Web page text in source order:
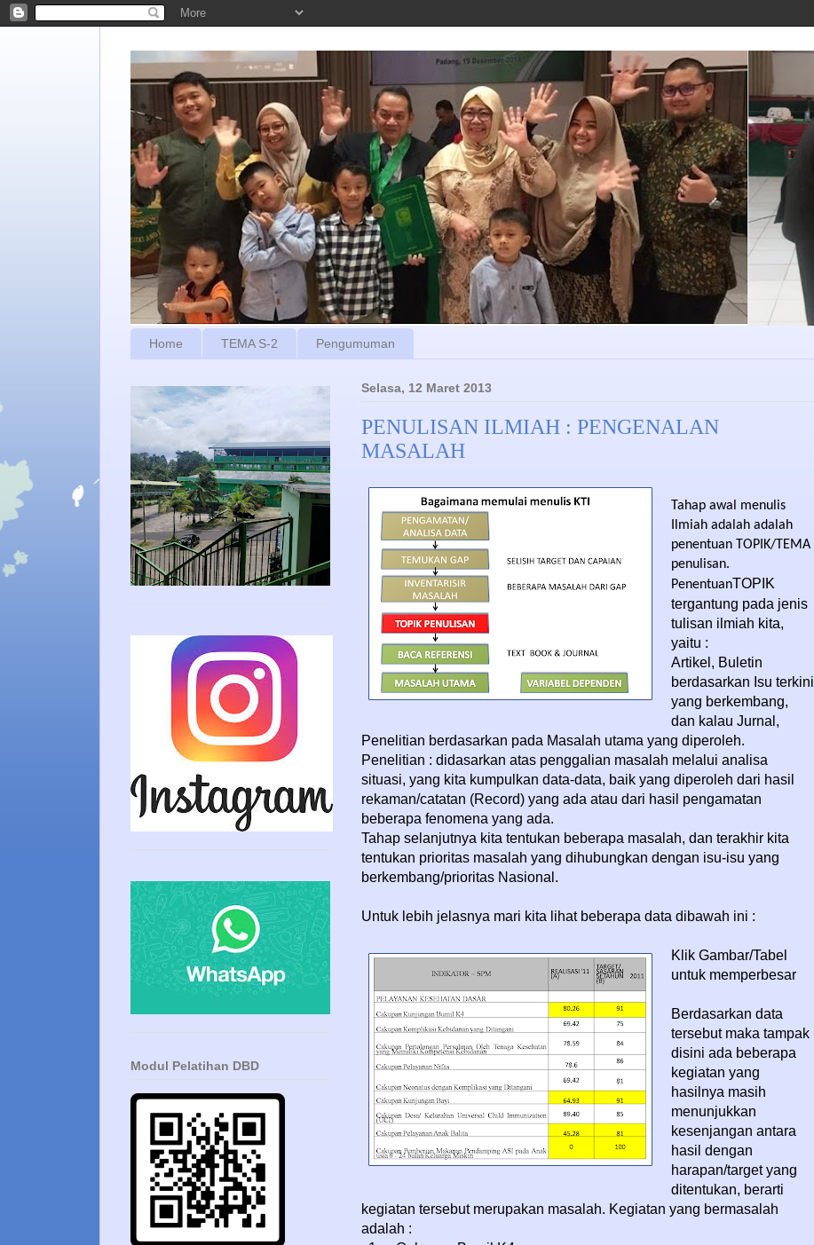
Home TEMA S-2 Pengumuman
Selasa, 12 Maret 2013
PENULISAN ILMIAH : PENGENALAN
MASALAH
Tahap awal menulis
Ilmiah adalah adalah
penentuan TOPIK/TEMA
penulisan.
PenentuanTOPIK
tergantung pada jenis
tulisan ilmiah kita,
yaitu :
Artikel, Buletin
berdasarkan Isu terkini
yang berkembang,
dan kalau Jurnal,
Penelitian berdasarkan pada Masalah utama yang diperoleh.
Penelitian : didasarkan atas penggalian masalah melalui analisa
situasi, yang kita kumpulkan data-data, baik yang diperoleh dari hasil
rekaman/catatan (Record) yang ada atau dari hasil pengamatan
beberapa fenomena yang ada.
Tahap selanjutnya kita tentukan beberapa masalah, dan terakhir kita
tentukan prioritas masalah yang dihubungkan dengan isu-isu yang
berkembang/prioritas Nasional.
Untuk lebih jelasnya mari kita lihat beberapa data dibawah ini :
Klik Gambar/Tabel
untuk memperbesar
Berdasarkan data
tersebut maka tampak
disini ada beberapa
kegiatan yang
hasilnya masih
menunjukkan
kesenjangan antara
hasil dengan
harapan/target yang
ditentukan, berarti
kegiatan tersebut merupakan masalah. Kegiatan yang bermasalah
adalah :
Modul Pelatihan DBD